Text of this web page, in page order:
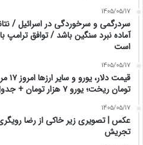
1405/05/17
سردرگمی و سرخوردگی در اسرائیل /
آماده نبرد سنگین باشد / توافق
است
1405/05/17
تومان ریخت؛ یورو ۷ هزار تومان + جدول
1405/05/17
عکس | تصویری زیر خاکی از رضا
تجریش